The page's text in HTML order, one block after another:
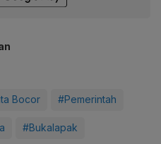
Bocor #Pemerintah
#Bukalapak